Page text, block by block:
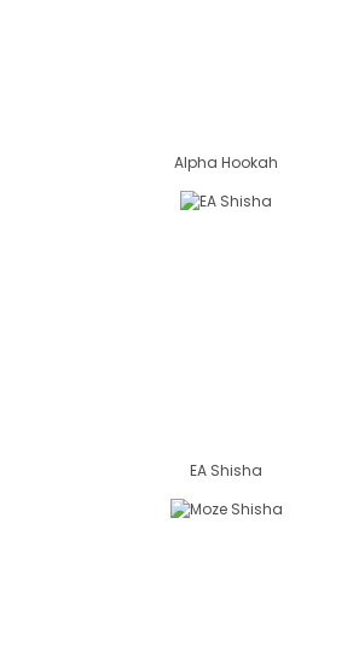
Alpha Hookah
EA Shisha